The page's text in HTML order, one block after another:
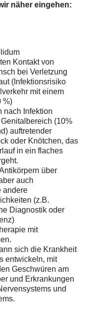
näher eingehen:
Kontakt von
bei Verletzung
(Infektionsrisiko
mit einem
%)
nach Infektion
(10%
auftretender
oder Knötchen, das
in ein flaches
über
auch
andere
(z.B.
Diagnostik oder
mit
sich die Krankheit
entwickeln, mit
Geschwüren am
und Erkrankungen
und